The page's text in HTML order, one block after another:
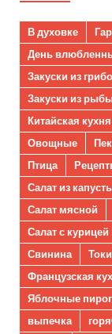
В духовке
День
Закуски из
Закуски из
Китайская кухня
Овощные
Птица
Салат из
Салат мясной
Салат с курицей
Свинина
Французская
Яблочные
выпечка